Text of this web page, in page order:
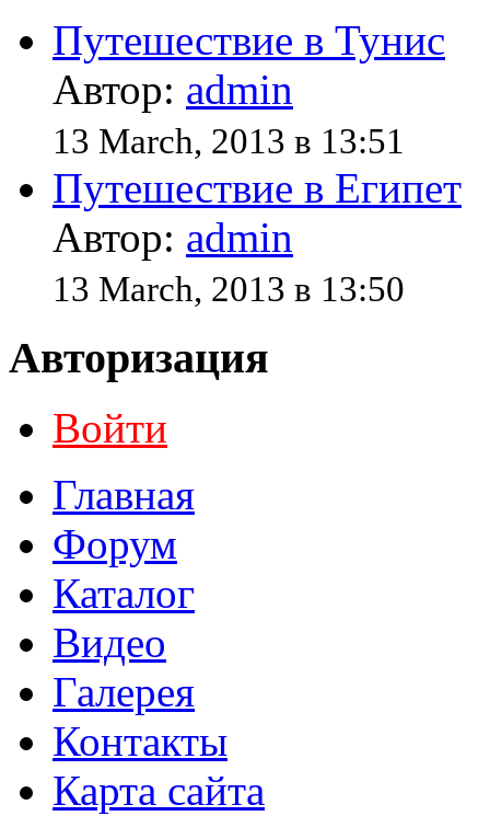
Путешествие в Тунис
Автор: admin
13 March, 2013 в 13:51
Путешествие в Египет
Автор: admin
13 March, 2013 в 13:50
Авторизация
Войти
Главная
Форум
Каталог
Видео
Галерея
Контакты
Карта сайта